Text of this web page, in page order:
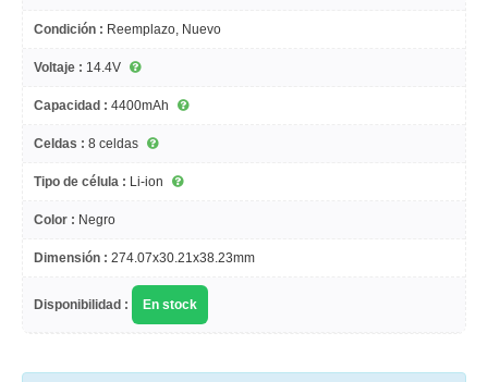
Condición : Reemplazo, Nuevo
Voltaje : 14.4V
Capacidad : 4400mAh
Celdas : 8 celdas
Tipo de célula : Li-ion
Color : Negro
Dimensión : 274.07x30.21x38.23mm
Disponibilidad : En stock